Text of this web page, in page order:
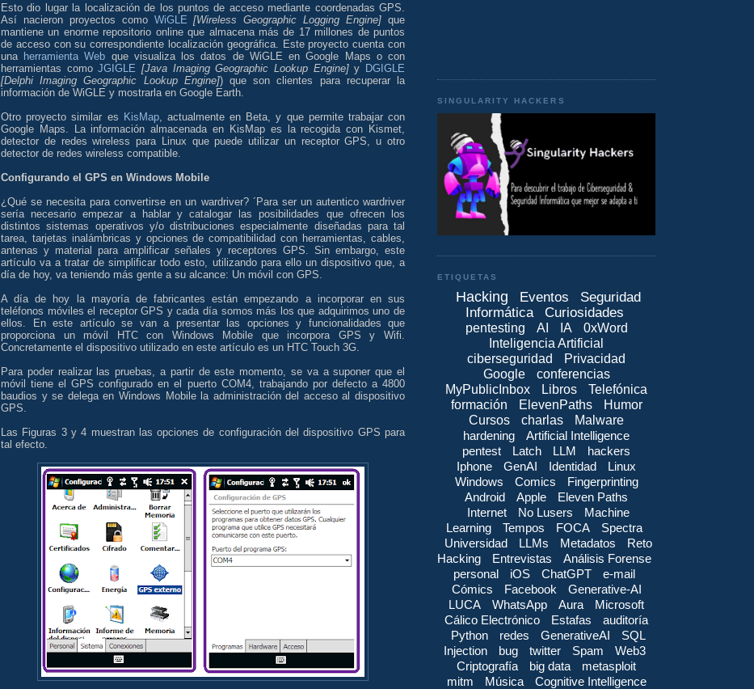
Esto dio lugar la localización de los puntos de acceso mediante coordenadas GPS.
Así nacieron proyectos como WiGLE [Wireless Geographic Logging Engine] que
mantiene un enorme repositorio online que almacena más de 17 millones de puntos
de acceso con su correspondiente localización geográfica. Este proyecto cuenta con
una herramienta Web que visualiza los datos de WiGLE en Google Maps o con
herramientas comoJGIGLE [Java Imaging Geographic Lookup Engine]y DGIGLE
[Delphi Imaging Geographic Lookup Engine]) que son clientes para recuperar la
información de WiGLE y mostrarla en Google Earth.
Otro proyecto similar es KisMap, actualmente en Beta, y que permite trabajar con
Google Maps. La información almacenada en KisMap es la recogida con Kismet,
detector de redes wireless para Linux que puede utilizar un receptor GPS, u otro
detector de redes wireless compatible.
Configurando el GPS en Windows Mobile
¿Qué se necesita para convertirse en un wardriver? ´Para ser un autentico wardriver
sería necesario empezar a hablar y catalogar las posibilidades que ofrecen los
distintos sistemas operativos y/o distribuciones especialmente diseñadas para tal
tarea, tarjetas inalámbricas y opciones de compatibilidad con herramientas, cables,
antenas y material para amplificar señales y receptores GPS. Sin embargo, este
artículo va a tratar de simplificar todo esto, utilizando para ello un dispositivo que, a
día de hoy, va teniendo más gente a su alcance: Un móvil con GPS.
A día de hoy la mayoría de fabricantes están empezando a incorporar en sus
teléfonos móviles el receptor GPS y cada día somos más los que adquirimos uno de
ellos. En este artículo se van a presentar las opciones y funcionalidades que
proporciona un móvil HTC con Windows Mobile que incorpora GPS y Wifi.
Concretamente el dispositivo utilizado en este artículo es un HTC Touch 3G.
Para poder realizar las pruebas, a partir de este momento, se va a suponer que el
móvil tiene el GPS configurado en el puerto COM4, trabajando por defecto a 4800
baudios y se delega en Windows Mobile la administración del acceso al dispositivo
GPS.
Las Figuras 3 y 4 muestran las opciones de configuración del dispositivo GPS para
tal efecto.
SINGULARITY HACKERS
ETIQUETAS
Hacking Eventos
Seguridad
Informática
Curiosidades
pentesting AI IA
0xWord
Inteligencia Artificial
ciberseguridad
Privacidad
Google
conferencias
MyPublicInbox
Libros
Telefónica
formación
ElevenPaths
Humor
Cursos
charlas
Malware
hardening
Artificial Intelligence
pentest
Latch LLM
hackers
Iphone
GenAI Identidad
Linux
Windows
Comics
Fingerprinting
Android
Apple
Eleven Paths
Internet
No Lusers
Machine
Learning
Tempos FOCA
Spectra
Universidad
LLMs Metadatos
Reto
Hacking
Entrevistas
Análisis Forense
personal
iOS ChatGPT
e-mail
Cómics
Facebook
Generative-AI
LUCA
WhatsApp Aura
Microsoft
Cálico Electrónico
Estafas
auditoría
Python
redes GenerativeAI
SQL
Injection
bug twitter Spam
Web3
Criptografía
big data
metasploit
mitm
Música Cognitive Intelligence